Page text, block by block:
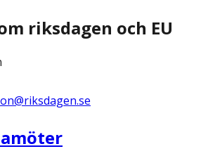
riksdagen och EU